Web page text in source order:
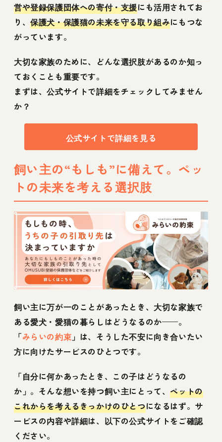
営や登録保護団体への寄付・支援にも活用されてお
り、保護犬・保護猫の未来を守る取り組みにもつな
がっています。
大切な家族のために、どんな選択肢があるのか知っ
ておくことも重要です。
まずは、公式サイトで詳細をチェックしてみません
か？
公式サイトで詳細を見る
飼い主の“もしも”に備えて。ペッ
トの未来を考える選択肢
飼い主に万が一のことがあったとき、大切な家族で
ある愛犬・愛猫の暮らしはどうなるのか——。
「みらいの約束 」は、そうした不安に向き合いたい
方に向けたサービスのひとつです。
「自分に何かあったとき、この子はどうなるの
か」。そんな想いを持つ飼い主にとって、ペットの
これからを考えるきっかけのひとつになるはず。サ
ービスの内容や詳細は、以下の公式サイトをご確認
ください。